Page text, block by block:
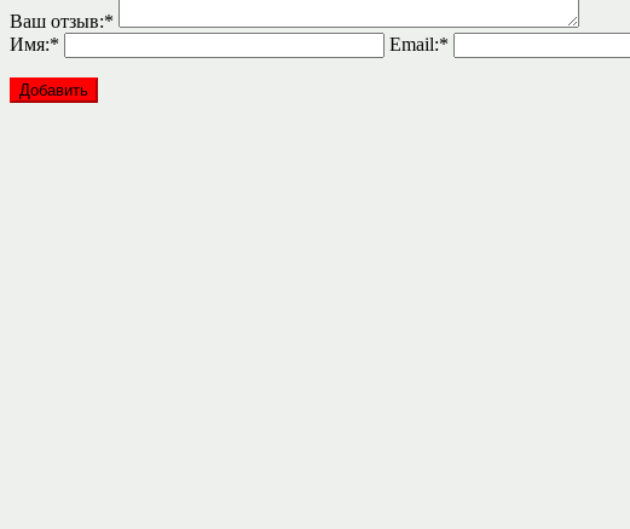
Ваш отзыв:*
Имя:* Email:*